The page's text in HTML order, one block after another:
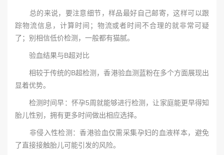
总的来说，要注意细节，样品最好自己邮寄，这样可以跟
踪物流信息，计算时间；物流或者时间不合理的就非常可疑
了；别相信低价检测，一般都有猫腻。
验血结果与B超对比
相较于传统的B超检测，香港验血测蓝粉在多个方面展现出
显着优势。
检测时间早：怀孕5周就能够进行检测，让家庭能更早得知
胎儿性别，拥有更多时间做出相应选择。
非侵入性检测：香港验血仅需采集孕妇的血液样本，避免
了直接接触胎儿可能引发的风险。